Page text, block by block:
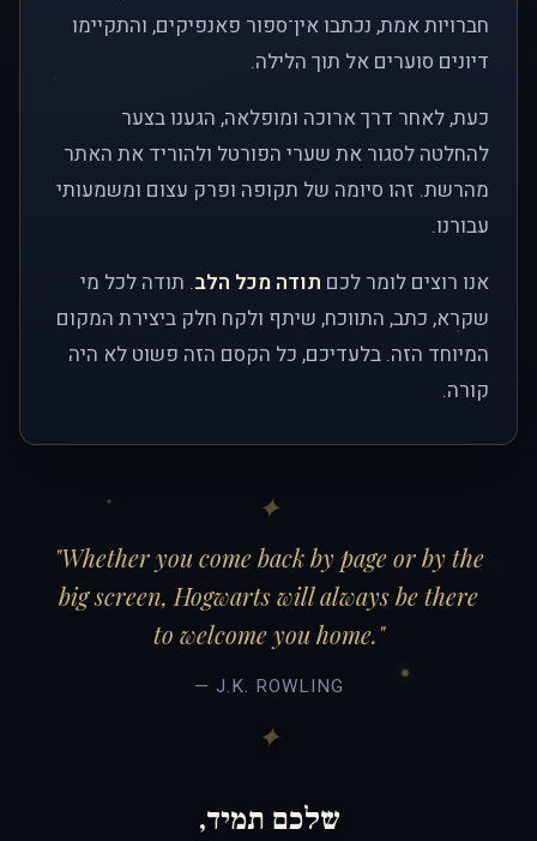
חברויות אמת, נכתבו אין־ספור פאנפיקים, והתקיימו
דיונים סוערים אל תוך הלילה.
כעת, לאחר דרך ארוכה ומופלאה, הגענו בצער
להחלטה לסגור את שערי הפורטל ולהוריד את האתר
מהרשת. זהו סיומה של תקופה ופרק עצום ומשמעותי
עבורנו.
אנו רוצים לומר לכם תודה מכל הלב. תודה לכל מי
שקרא, כתב, התווכח, שיתף ולקח חלק ביצירת המקום
המיוחד הזה. בלעדיכם, כל הקסם הזה פשוט לא היה
קורה.
"Whether you come back by page or by the
big screen, Hogwarts will always be there
to welcome you home."
— J.K. ROWLING
שלכם תמיד,